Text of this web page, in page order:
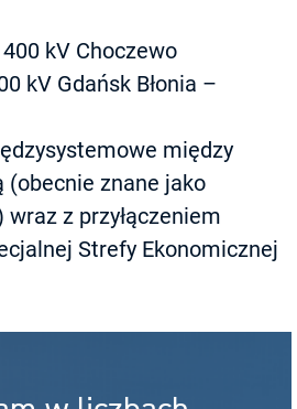
kV Choczewo
kV Gdańsk Błonia –
między
(obecnie znane jako
wraz z przyłączeniem
Strefy Ekonomicznej